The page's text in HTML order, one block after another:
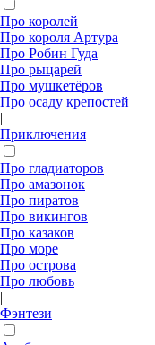
Про королей
Про короля Артура
Про Робин Гуда
Про рыцарей
Про мушкетёров
Про осаду крепостей
|
Приключения
Про гладиаторов
Про амазонок
Про пиратов
Про викингов
Про казаков
Про море
Про острова
Про любовь
|
Фэнтези